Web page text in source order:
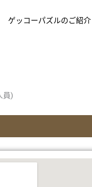
ゲッコーパズルのご紹介
員)